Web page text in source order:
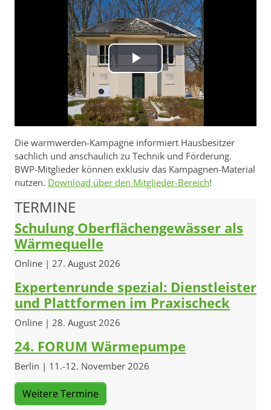
Video
abspielen
Die warmwerden-Kampagne informiert Hausbesitzer
sachlich und anschaulich zu Technik und Förderung.
BWP-Mitglieder können exklusiv das Kampagnen-Material
nutzen. Download über den Mitglieder-Bereich!
TERMINE
Schulung Oberflächengewässer als
Wärmequelle
Online | 27. August 2026
Expertenrunde spezial: Dienstleister
und Plattformen im Praxischeck
Online | 28. August 2026
24. FORUM Wärmepumpe
Berlin | 11.-12. November 2026
Weitere Termine